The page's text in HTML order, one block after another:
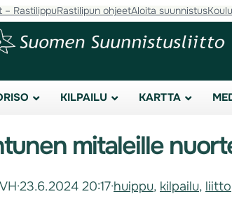
– RastilippuRastilipun ohjeetAloita suunnistus
KILPAILU KARTTA
mitaleille
·23.6.2024 20:17·huippu, kilpailu, liitto